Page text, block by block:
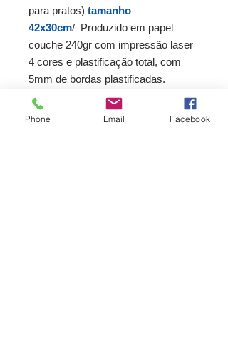
para pratos) tamanho
42x30cm/ Produzido em papel
couche 240gr com impressão laser
4 cores e plastificação total, com
5mm de bordas plastificadas.
Design exclusivo assinado pela
artista plástica Alba Milioni.
Phone Email Facebook